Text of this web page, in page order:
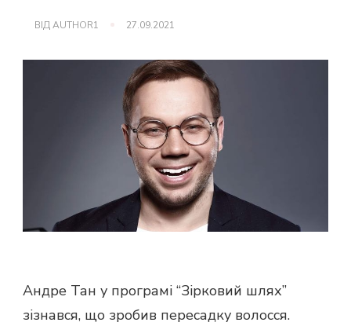
ВІДAUTHOR1 27.09.2021
Андре Тан у програмі “Зірковий шлях”
зізнався, що зробив пересадку волосся.